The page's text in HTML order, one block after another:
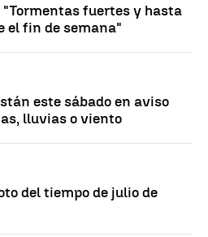
fuertes y hasta
el fin de semana"
este sábado en aviso
lluvias o viento
del tiempo de julio de